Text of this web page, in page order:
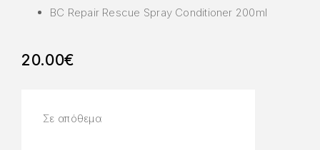
BC Repair Rescue Spray Conditioner 200ml
20.00€
Σε απόθεμα